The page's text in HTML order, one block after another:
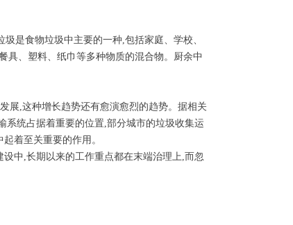
是食物垃圾中主要的一种,包括家庭、学校、
具、塑料、纸巾等多种物质的混合物。厨余中
展,这种增长趋势还有愈演愈烈的趋势。据相关
系统占据着重要的位置,部分城市的垃圾收集运
着至关重要的作用。
中,长期以来的工作重点都在末端治理上,而忽